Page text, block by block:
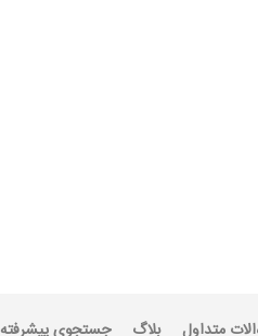
متداول بلاگ جستجوی پیشرفته